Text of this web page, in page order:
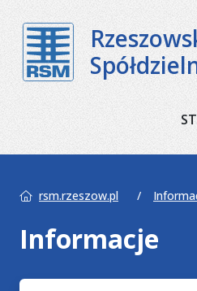
rsm.rzeszow.pl
Informacje